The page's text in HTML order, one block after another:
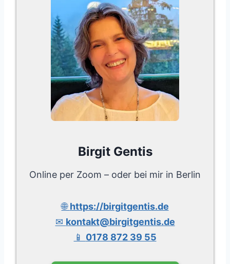
Birgit Gentis
Online per Zoom – oder bei mir in Berlin
🌐https://birgitgentis.de
✉ kontakt@birgitgentis.de
📱 0178 872 39 55